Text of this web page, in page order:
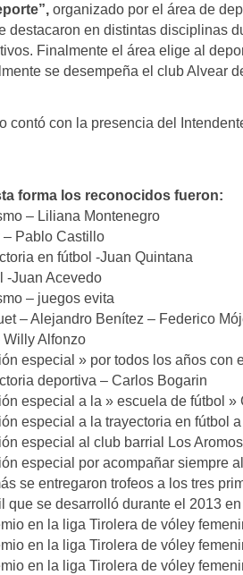
organizado por el área de
destacaron en distintas disciplinas
Finalmente el área elige al
se desempeña el club Alvear
contó con la presencia del
forma los reconocidos fueron:
– Liliana Montenegro
– Pablo Castillo
en fútbol -Juan Quintana
-Juan Acevedo
– juegos evita
– Alejandro Benítez – Federico
Willy Alfonzo
especial » por todos los años con
deportiva – Carlos Bogarin
especial a la » escuela de fútbol »
especial a la trayectoria en fútbol
especial al club barrial Los Aromos
especial por acompañar siempre
se entregaron trofeos a los tres
que se desarrolló durante el 2013
en la liga Tirolera de vóley
en la liga Tirolera de vóley
en la liga Tirolera de vóley